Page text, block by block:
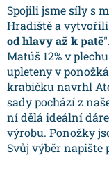
Spojili jsme síly s
Hradiště a
od hlavy až k patě
Matúš 12% v
upleteny v
krabičku navrhl
sady pochází z
ní dělá ideální
výrobu. Ponožky
Svůj výběr napište